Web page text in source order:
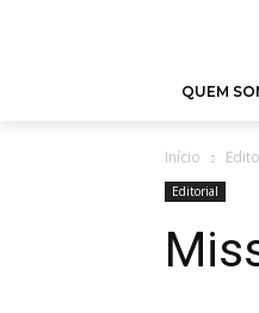
QUEM
Início
Editorial